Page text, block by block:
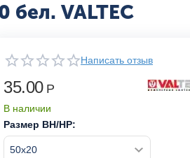
VALTEC
Написать отзыв
35.00 Р
В наличии
Размер ВН/НР: